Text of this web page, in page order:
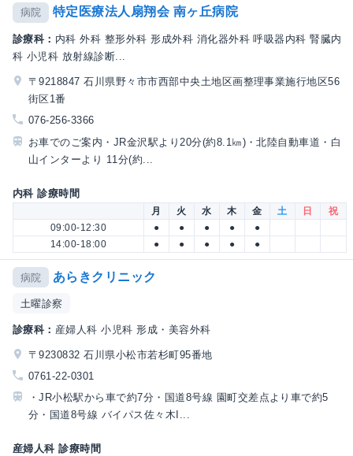
病院 特定医療法人扇翔会 南ヶ丘病院
診療科： 内科 外科 整形外科 形成外科 消化器外科 呼吸器内科 腎臓内
科 小児科 放射線診断...
〒9218847 石川県野々市市西部中央土地区画整理事業施行地区56
街区1番
076-256-3366
お車でのご案内・JR金沢駅より20分(約8.1㎞)・北陸自動車道・白
山インターより 11分(約...
内科 診療時間
月 火 水 木 金 土 日
祝
09:00-12:30
● ● ● ●
●
14:00-18:00
● ● ● ● ●
病院 あらきクリニック
土曜診察
診療科： 産婦人科 小児科 形成・美容外科
〒9230832 石川県小松市若杉町95番地
0761-22-0301
・JR小松駅から車で約7分・国道8号線 園町交差点より車で約5
分・国道8号線 バイパス佐々木I...
産婦人科 診療時間